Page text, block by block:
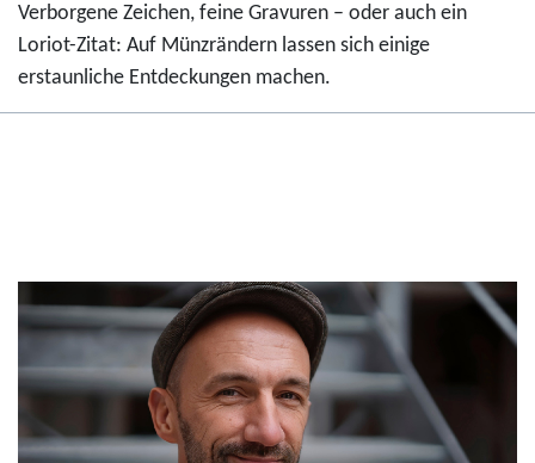
Verborgene Zeichen, feine Gravuren – oder auch ein
Loriot-Zitat: Auf Münzrändern lassen sich einige
erstaunliche Entdeckungen machen.